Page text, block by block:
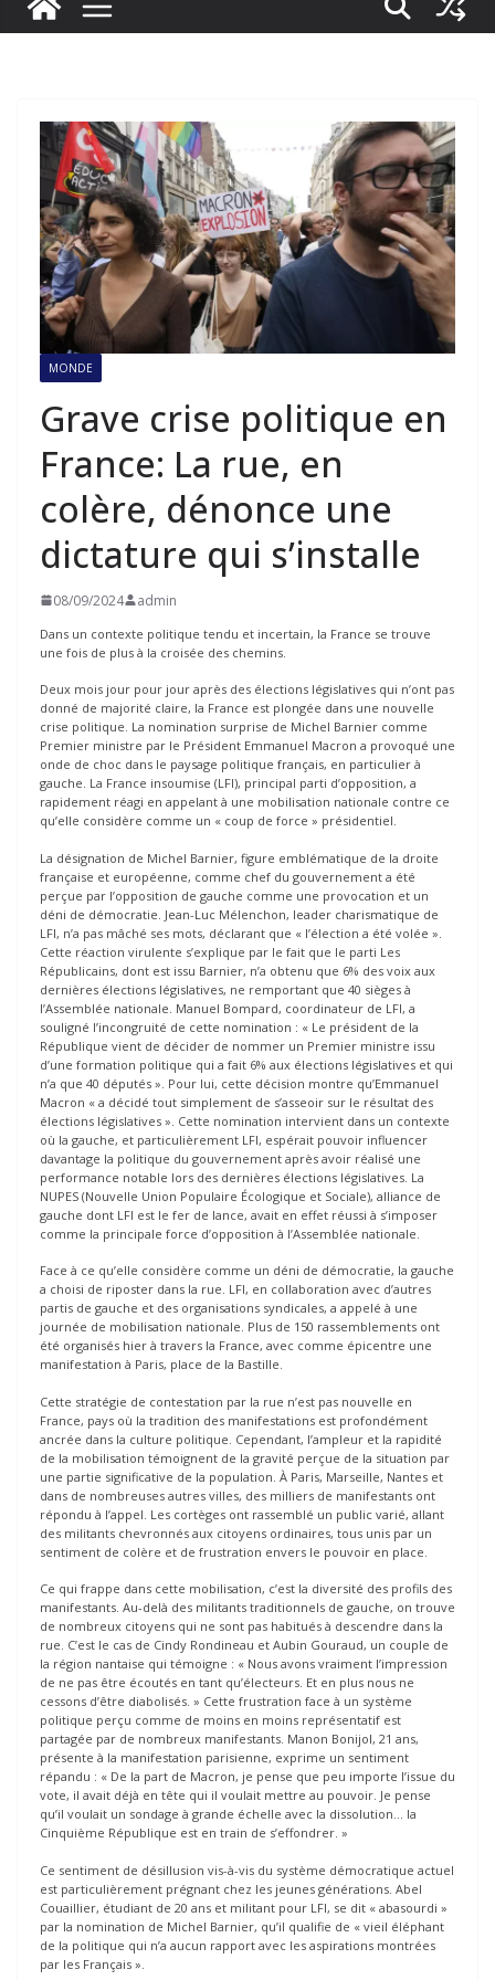
MONDE
Grave crise politique en
France: La rue, en
colère, dénonce une
dictature qui s’installe
08/09/2024 admin
Dans un contexte politique tendu et incertain, la France se trouve
une fois de plus à la croisée des chemins.
Deux mois jour pour jour après des élections législatives qui n’ont pas
donné de majorité claire, la France est plongée dans une nouvelle
crise politique. La nomination surprise de Michel Barnier comme
Premier ministre par le Président Emmanuel Macron a provoqué une
onde de choc dans le paysage politique français, en particulier à
gauche. La France insoumise (LFI), principal parti d’opposition, a
rapidement réagi en appelant à une mobilisation nationale contre ce
qu’elle considère comme un « coup de force » présidentiel.
La désignation de Michel Barnier, figure emblématique de la droite
française et européenne, comme chef du gouvernement a été
perçue par l’opposition de gauche comme une provocation et un
déni de démocratie. Jean-Luc Mélenchon, leader charismatique de
LFI, n’a pas mâché ses mots, déclarant que « l’élection a été volée ».
Cette réaction virulente s’explique par le fait que le parti Les
Républicains, dont est issu Barnier, n’a obtenu que 6% des voix aux
dernières élections législatives, ne remportant que 40 sièges à
l’Assemblée nationale. Manuel Bompard, coordinateur de LFI, a
souligné l’incongruité de cette nomination : « Le président de la
République vient de décider de nommer un Premier ministre issu
d’une formation politique qui a fait 6% aux élections législatives et qui
n’a que 40 députés ». Pour lui, cette décision montre qu’Emmanuel
Macron « a décidé tout simplement de s’asseoir sur le résultat des
élections législatives ». Cette nomination intervient dans un contexte
où la gauche, et particulièrement LFI, espérait pouvoir influencer
davantage la politique du gouvernement après avoir réalisé une
performance notable lors des dernières élections législatives. La
NUPES (Nouvelle Union Populaire Écologique et Sociale), alliance de
gauche dont LFI est le fer de lance, avait en effet réussi à s’imposer
comme la principale force d’opposition à l’Assemblée nationale.
Face à ce qu’elle considère comme un déni de démocratie, la gauche
a choisi de riposter dans la rue. LFI, en collaboration avec d’autres
partis de gauche et des organisations syndicales, a appelé à une
journée de mobilisation nationale. Plus de 150 rassemblements ont
été organisés hier à travers la France, avec comme épicentre une
manifestation à Paris, place de la Bastille.
Cette stratégie de contestation par la rue n’est pas nouvelle en
France, pays où la tradition des manifestations est profondément
ancrée dans la culture politique. Cependant, l’ampleur et la rapidité
de la mobilisation témoignent de la gravité perçue de la situation par
une partie significative de la population. À Paris, Marseille, Nantes et
dans de nombreuses autres villes, des milliers de manifestants ont
répondu à l’appel. Les cortèges ont rassemblé un public varié, allant
des militants chevronnés aux citoyens ordinaires, tous unis par un
sentiment de colère et de frustration envers le pouvoir en place.
Ce qui frappe dans cette mobilisation, c’est la diversité des profils des
manifestants. Au-delà des militants traditionnels de gauche, on trouve
de nombreux citoyens qui ne sont pas habitués à descendre dans la
rue. C’est le cas de Cindy Rondineau et Aubin Gouraud, un couple de
la région nantaise qui témoigne : « Nous avons vraiment l’impression
de ne pas être écoutés en tant qu’électeurs. Et en plus nous ne
cessons d’être diabolisés. » Cette frustration face à un système
politique perçu comme de moins en moins représentatif est
partagée par de nombreux manifestants. Manon Bonijol, 21 ans,
présente à la manifestation parisienne, exprime un sentiment
répandu : « De la part de Macron, je pense que peu importe l’issue du
vote, il avait déjà en tête qui il voulait mettre au pouvoir. Je pense
qu’il voulait un sondage à grande échelle avec la dissolution… la
Cinquième République est en train de s’effondrer. »
Ce sentiment de désillusion vis-à-vis du système démocratique actuel
est particulièrement prégnant chez les jeunes générations. Abel
Couaillier, étudiant de 20 ans et militant pour LFI, se dit « abasourdi »
par la nomination de Michel Barnier, qu’il qualifie de « vieil éléphant
de la politique qui n’a aucun rapport avec les aspirations montrées
par les Français ».